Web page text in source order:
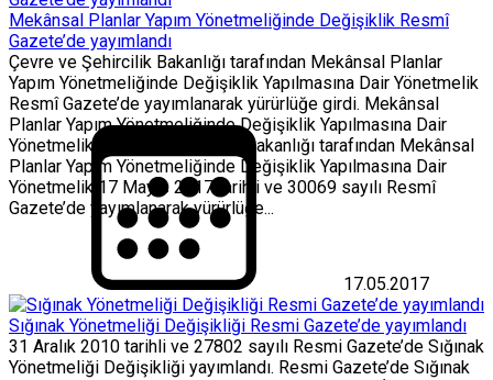
Mekânsal Planlar Yapım Yönetmeliğinde Değişiklik Resmî
Gazete’de yayımlandı
Çevre ve Şehircilik Bakanlığı tarafından Mekânsal Planlar
Yapım Yönetmeliğinde Değişiklik Yapılmasına Dair Yönetmelik
Resmî Gazete’de yayımlanarak yürürlüğe girdi. Mekânsal
Planlar Yapım Yönetmeliğinde Değişiklik Yapılmasına Dair
Yönetmelik Çevre ve Şehircilik Bakanlığı tarafından Mekânsal
Planlar Yapım Yönetmeliğinde Değişiklik Yapılmasına Dair
Yönetmelik 17 Mayıs 2017 tarihli ve 30069 sayılı Resmî
Gazete’de yayımlanarak yürürlüğe...
17.05.2017
Sığınak Yönetmeliği Değişikliği Resmi Gazete’de yayımlandı
31 Aralık 2010 tarihli ve 27802 sayılı Resmi Gazete’de Sığınak
Yönetmeliği Değişikliği yayımlandı. Resmi Gazete’de Sığınak